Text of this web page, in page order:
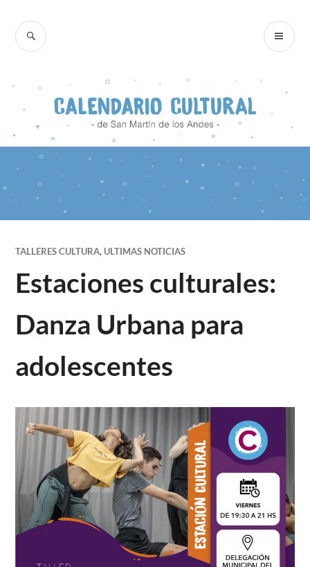
content
SEARCH
TALLERES CULTURA, ULTIMAS NOTICIAS
Estaciones culturales:
Danza Urbana para
adolescentes